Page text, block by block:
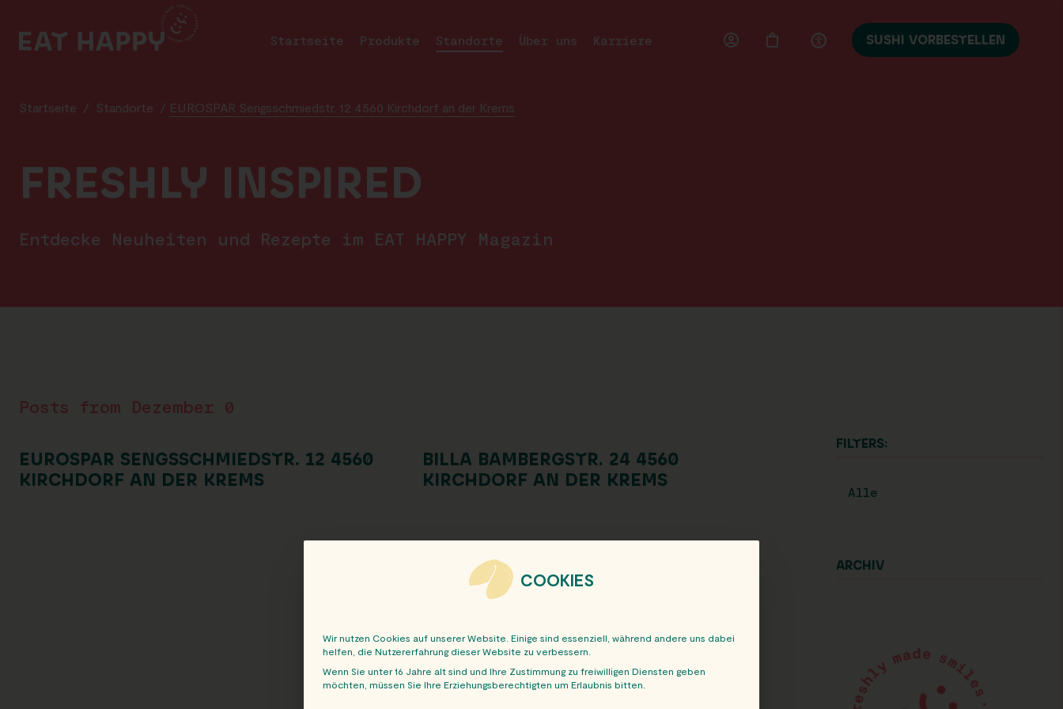
MAIN
Startseite Produkte Standorte Über uns Karriere SUSHI VORBESTELLEN
Startseite / Standorte / EUROSPAR Sengsschmiedstr. 12 4560 Kirchdorf an der Krems
FRESHLY INSPIRED
Entdecke Neuheiten und Rezepte im EAT HAPPY Magazin
Posts from Dezember 0
EUROSPAR SENGSSCHMIEDSTR. 12 4560
KIRCHDORF AN DER KREMS
BILLA BAMBERGSTR. 24 4560
KIRCHDORF AN DER KREMS
FILTERS:
Alle
ARCHIV
COOKIES
Wir nutzen Cookies auf unserer Website. Einige sind essenziell, während andere uns dabei
helfen, die Nutzererfahrung dieser Website zu verbessern.
Wenn Sie unter 16 Jahre alt sind und Ihre Zustimmung zu freiwilligen Diensten geben
möchten, müssen Sie Ihre Erziehungsberechtigten um Erlaubnis bitten.